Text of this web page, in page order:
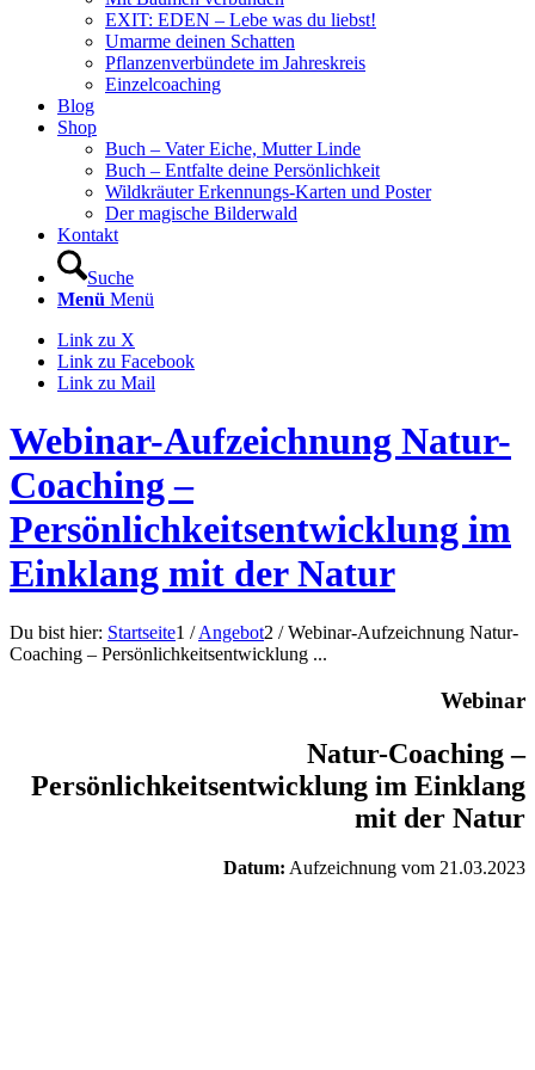
EXIT: EDEN – Lebe was du liebst!
Umarme deinen Schatten
Pflanzenverbündete im Jahreskreis
Einzelcoaching
Blog
Shop
Buch – Vater Eiche, Mutter Linde
Buch – Entfalte deine Persönlichkeit
Wildkräuter Erkennungs-Karten und Poster
Der magische Bilderwald
Kontakt
Suche
Menü Menü
Link zu X
Link zu Facebook
Link zu Mail
Webinar-Aufzeichnung Natur-
Coaching –
Persönlichkeitsentwicklung im
Einklang mit der Natur
Du bist hier: Startseite1 / Angebot2 / Webinar-Aufzeichnung Natur-
Coaching – Persönlichkeitsentwicklung ...
Webinar
Natur-Coaching –
Persönlichkeitsentwicklung im Einklang
mit der Natur
Datum: Aufzeichnung vom 21.03.2023